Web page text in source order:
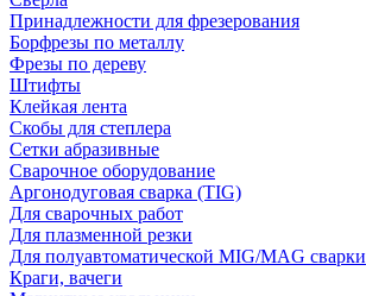
Принадлежности для фрезерования
Борфрезы по металлу
Фрезы по дереву
Штифты
Клейкая лента
Скобы для степлера
Сетки абразивные
Сварочное оборудование
Аргонодуговая сварка (TIG)
Для сварочных работ
Для плазменной резки
Для полуавтоматической MIG/MAG сварки
Краги, вачеги